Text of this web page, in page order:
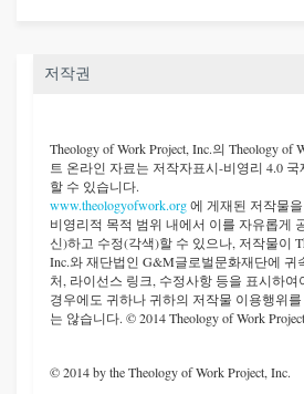
저작권
Theology of Work Project, Inc.의 Theology of
트 온라인 자료는 저작자표시-비영리 4.0
할 수 있습니다.
www.theologyofwork.org에 게재된 저작물
비영리적 목적 범위 내에서 이를 자유롭게
신)하고 수정(각색)할 수 있으나, 저작물이
Inc.와 재단법인 G&M글로벌문화재단에 귀
처, 라이선스 링크, 수정사항 등을 표시하
경우에도 귀하나 귀하의 저작물 이용행위
는 않습니다. © 2014 Theology of Work
© 2014 by the Theology of Work Project, Inc.